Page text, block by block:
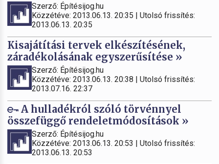
Szerző: Építésijog.hu
Közzétéve: 2013.06.13. 20:35 | Utolsó frissítés:
2013.06.13. 20:35
Kisajátítási tervek elkészítésének,
záradékolásának egyszerűsítése »
Szerző: Építésijog.hu
Közzétéve: 2013.06.13. 20:38 | Utolsó frissítés:
2013.07.16. 22:37
A hulladékról szóló törvénnyel
összefüggő rendeletmódosítások »
Szerző: Építésijog.hu
Közzétéve: 2013.06.13. 20:53 | Utolsó frissítés:
2013.06.13. 20:53